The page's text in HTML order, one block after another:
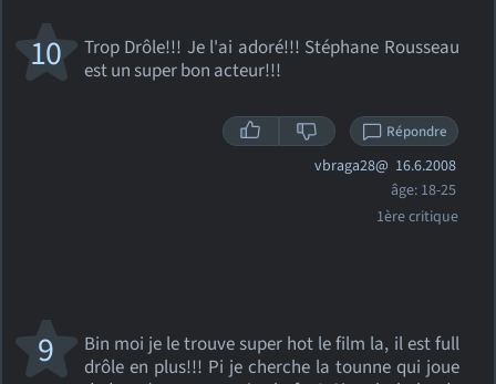
Trop Drôle!!! Je l'ai adoré!!! Stéphane Rousseau
est un super bon acteur!!!
10
Répondre
vbraga28@ 16.6.2008
âge: 18-25
1ère critique
Bin moi je le trouve super hot le film la, il est full
drôle en plus!!! Pi je cherche la tounne qui joue
9